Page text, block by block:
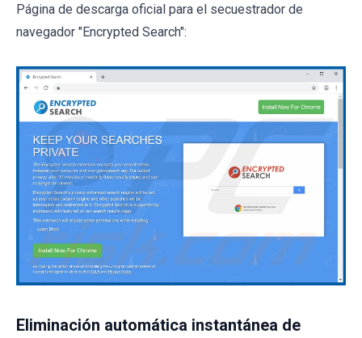
Página de descarga oficial para el secuestrador de
navegador "Encrypted Search":
Eliminación automática instantánea de